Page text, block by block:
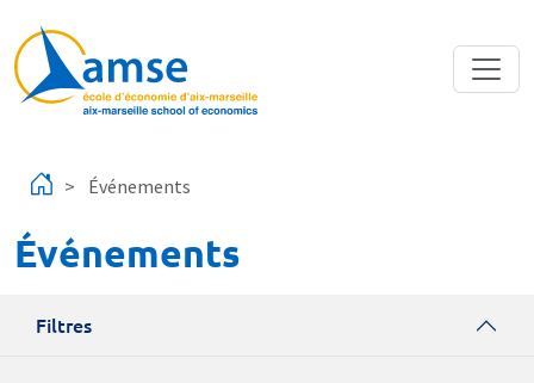
Événements
Événements
Filtres